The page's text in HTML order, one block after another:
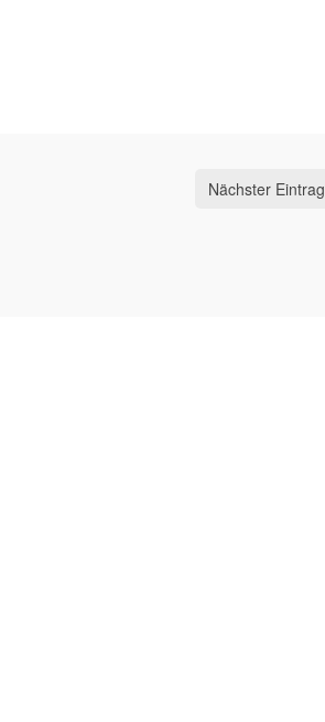
Nächster Eintrag